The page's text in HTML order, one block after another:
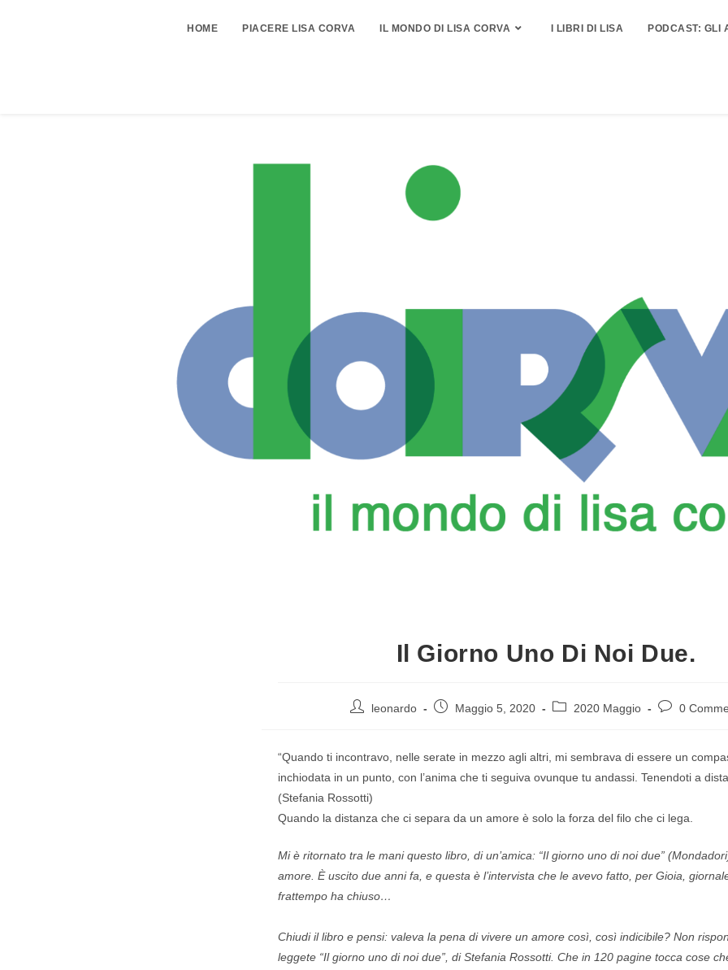
HOME PIACERE LISA CORVA IL MONDO DI LISA CORVA I LIBRI DI LISA PODCAST: GLI
Il Giorno Uno Di Noi Due.
leonardo Maggio 5, 2020 2020 Maggio 0
“Quando ti incontravo, nelle serate in mezzo agli altri, mi sembrava di essere un
inchiodata in un punto, con l’anima che ti seguiva ovunque tu andassi. Tenendoti a
(Stefania Rossotti)
Quando la distanza che ci separa da un amore è solo la forza del filo che ci lega.
Mi è ritornato tra le mani questo libro, di un’amica: “Il giorno uno di noi due”
amore. È uscito due anni fa, e questa è l’intervista che le avevo fatto, per Gioia,
frattempo ha chiuso…
Chiudi il libro e pensi: valeva la pena di vivere un amore così, così indicibile? Non
leggete “Il giorno uno di noi due”, di Stefania Rossotti. Che in 120 pagine tocca cose